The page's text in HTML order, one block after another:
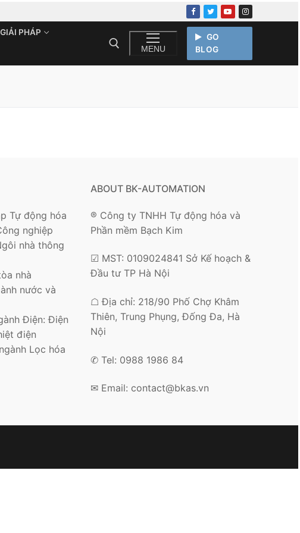
GIẢI PHÁP
MENU
GO
BLOG
Tự động hóa
nghiệp
nhà thông
nhà
nước và
Điện: Điện
điện
Lọc hóa
ABOUT BK-AUTOMATION
® Công ty TNHH Tự động hóa và
Phần mềm Bạch Kim
☑ MST: 0109024841 Sở Kế hoạch &
Đầu tư TP Hà Nội
☖ Địa chỉ: 218/90 Phố Chợ Khâm
Thiên, Trung Phụng, Đống Đa, Hà
Nội
✆ Tel: 0988 1986 84
✉ Email: contact@bkas.vn